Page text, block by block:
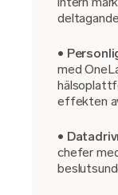
•
med
effekten
•
chefer